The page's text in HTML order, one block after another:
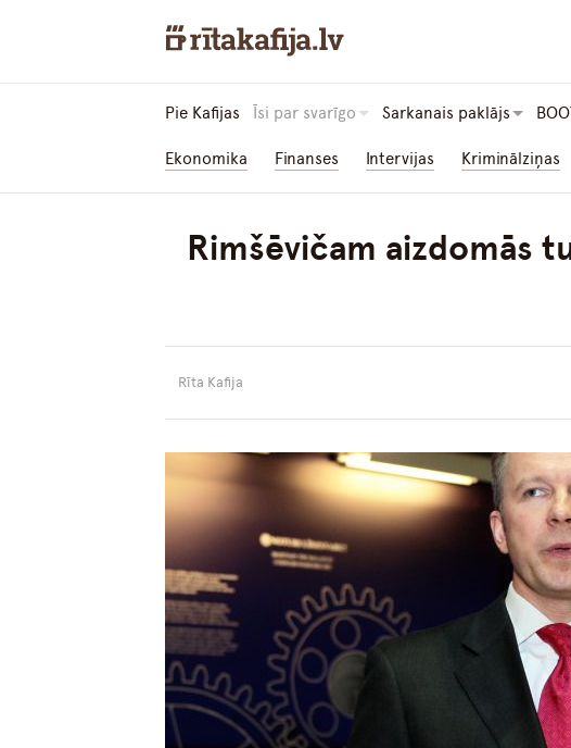
Pie Kafijas Īsi par svarīgo Sarkanais paklājs
Ekonomika Finanses Intervijas Kriminālziņas
Rimšēvičam aizdomās
Rīta Kafija